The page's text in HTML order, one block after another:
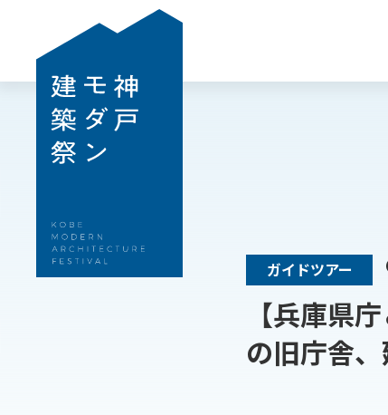
ガイドツアー
【兵庫県
の旧庁舎